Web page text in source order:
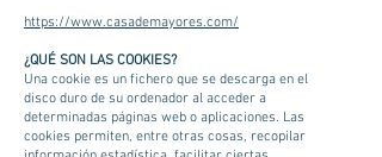
https://www.casademayores.com/
¿QUÉ SON LAS COOKIES?
Una cookie es un fichero que se descarga en el
disco duro de su ordenador al acceder a
determinadas páginas web o aplicaciones. Las
cookies permiten, entre otras cosas, recopilar